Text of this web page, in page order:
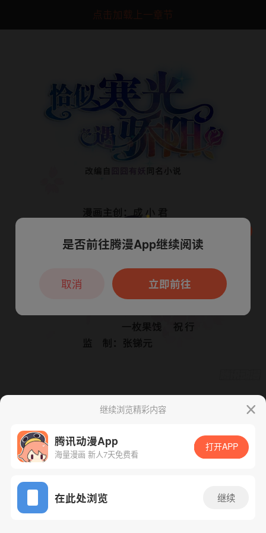
点击加载上一章节
App免费看
腾漫App免费看
继续浏览精彩内容
腾讯动漫App
海量漫画 新人7天免费看
打开APP
在此处浏览 继续
本章节仅支持App阅读，可打开App新用
户7天免费看
是否前往腾漫App继续阅读
立即前往
取消